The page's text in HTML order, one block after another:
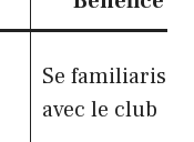
Se familiariser
avec le club